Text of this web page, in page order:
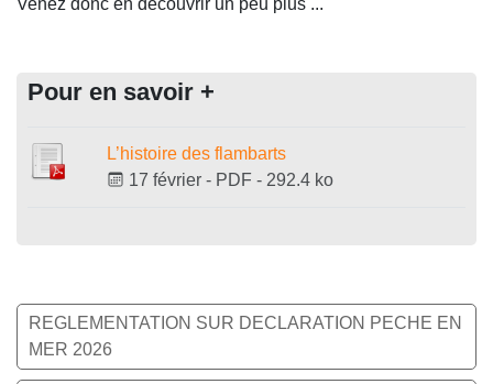
Pour en savoir +
L’histoire des flambarts
17 février - PDF - 292.4 ko
REGLEMENTATION SUR DECLARATION PECHE EN
MER 2026